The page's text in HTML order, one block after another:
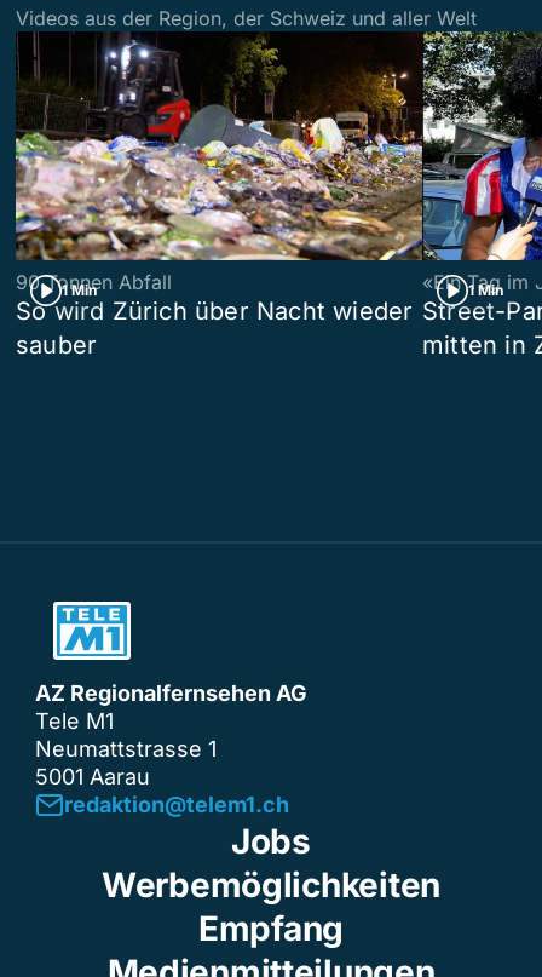
Videos aus der Region, der Schweiz und aller Welt
1 Min
90 Tonnen Abfall
So wird Zürich über Nacht wieder
sauber
1 Min
«Ein Tag im
Street-
mitten in
AZ Regionalfernsehen AG
Tele M1
Neumattstrasse 1
5001 Aarau
redaktion@telem1.ch
Jobs
Werbemöglichkeiten
Empfang